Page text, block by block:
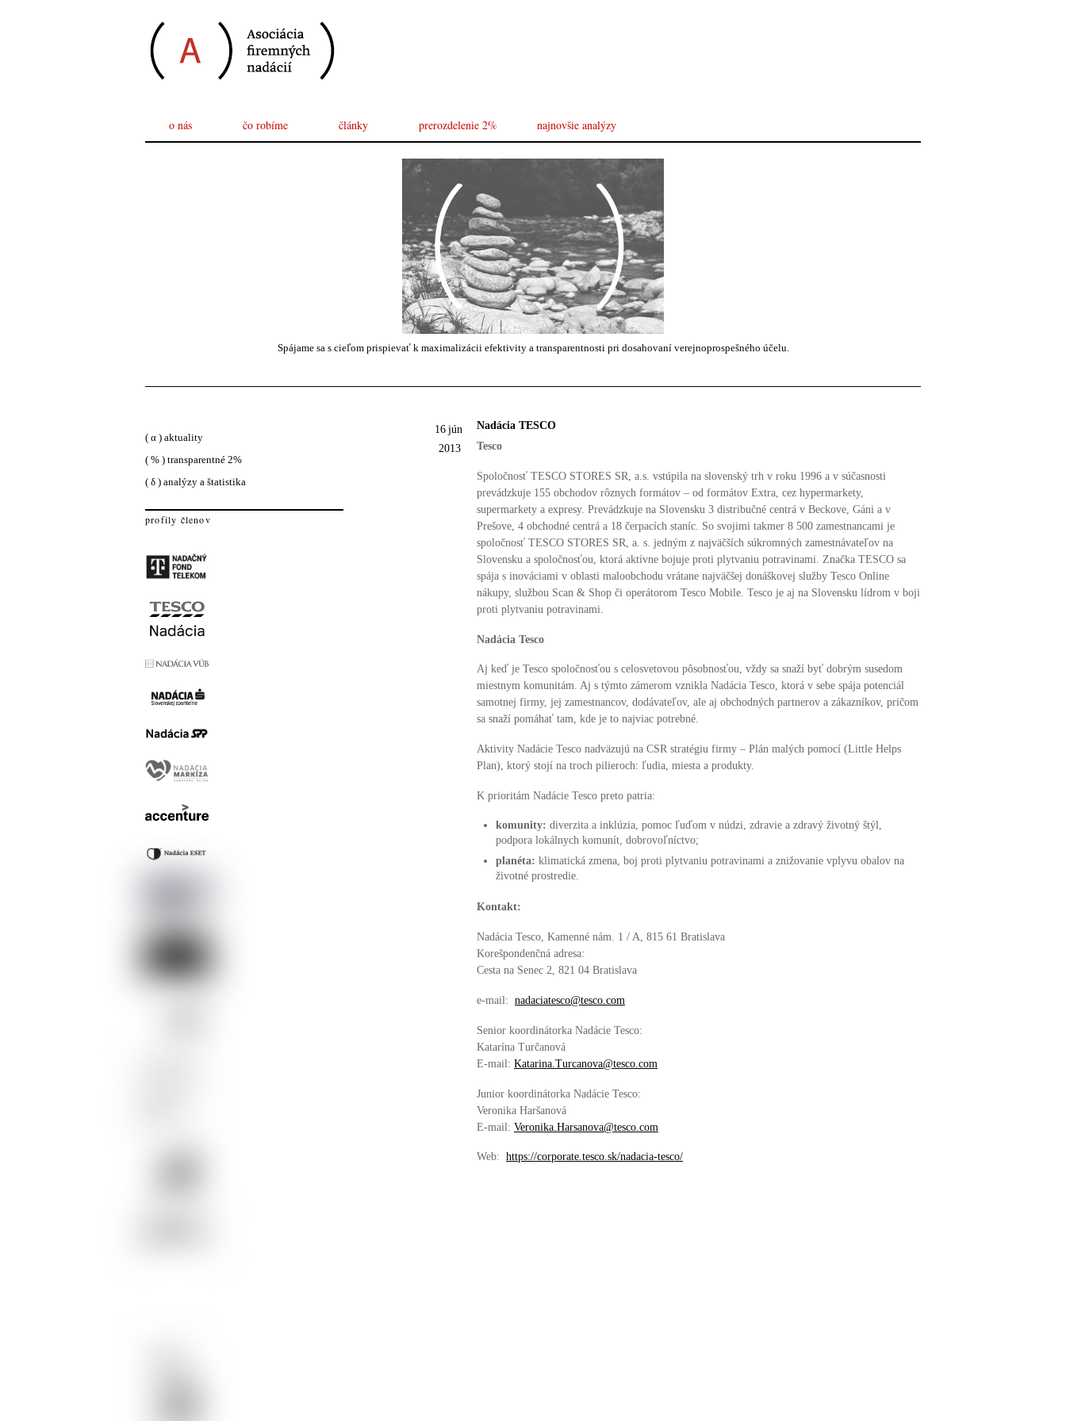
o nás čo robíme články prerozdelenie 2% najnovšie analýzy
Spájame sa s cieľom prispievať k maximalizácii efektivity a transparentnosti pri dosahovaní verejnoprospešného účelu.
16 jún
2013
Nadácia TESCO
Tesco
Spoločnosť TESCO STORES SR, a.s. vstúpila na slovenský trh v roku 1996 a v súčasnosti
prevádzkuje 155 obchodov rôznych formátov – od formátov Extra, cez hypermarkety,
supermarkety a expresy. Prevádzkuje na Slovensku 3 distribučné centrá v Beckove, Gáni a v
Prešove, 4 obchodné centrá a 18 čerpacích staníc. So svojimi takmer 8 500 zamestnancami je
spoločnosť TESCO STORES SR, a. s. jedným z najväčších súkromných zamestnávateľov na
Slovensku a spoločnosťou, ktorá aktívne bojuje proti plytvaniu potravinami. Značka TESCO sa
spája s inováciami v oblasti maloobchodu vrátane najväčšej donáškovej služby Tesco Online
nákupy, službou Scan & Shop či operátorom Tesco Mobile. Tesco je aj na Slovensku lídrom v boji
proti plytvaniu potravinami.
Nadácia Tesco
Aj keď je Tesco spoločnosťou s celosvetovou pôsobnosťou, vždy sa snaží byť dobrým susedom
miestnym komunitám. Aj s týmto zámerom vznikla Nadácia Tesco, ktorá v sebe spája potenciál
samotnej firmy, jej zamestnancov, dodávateľov, ale aj obchodných partnerov a zákazníkov, pričom
sa snaží pomáhať tam, kde je to najviac potrebné.
Aktivity Nadácie Tesco nadväzujú na CSR stratégiu firmy – Plán malých pomocí (Little Helps
Plan), ktorý stojí na troch pilieroch: ľudia, miesta a produkty.
K prioritám Nadácie Tesco preto patria:
komunity: diverzita a inklúzia, pomoc ľuďom v núdzi, zdravie a zdravý životný štýl,
podpora lokálnych komunít, dobrovoľníctvo;
planéta: klimatická zmena, boj proti plytvaniu potravinami a znižovanie vplyvu obalov na
životné prostredie.
Kontakt:
Nadácia Tesco, Kamenné nám. 1 / A, 815 61 Bratislava
Korešpondenčná adresa:
Cesta na Senec 2, 821 04 Bratislava
e-mail: nadaciatesco@tesco.com
Senior koordinátorka Nadácie Tesco:
Katarína Turčanová
E-mail: Katarina.Turcanova@tesco.com
Junior koordinátorka Nadácie Tesco:
Veronika Haršanová
E-mail: Veronika.Harsanova@tesco.com
Web: https://corporate.tesco.sk/nadacia-tesco/
( α ) aktuality
( % ) transparentné 2%
( δ ) analýzy a štatistika
profily členov